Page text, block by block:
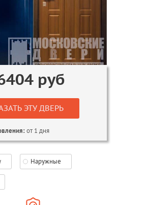
руб
ЭТУ ДВЕРЬ
от 1 дня
Наружные